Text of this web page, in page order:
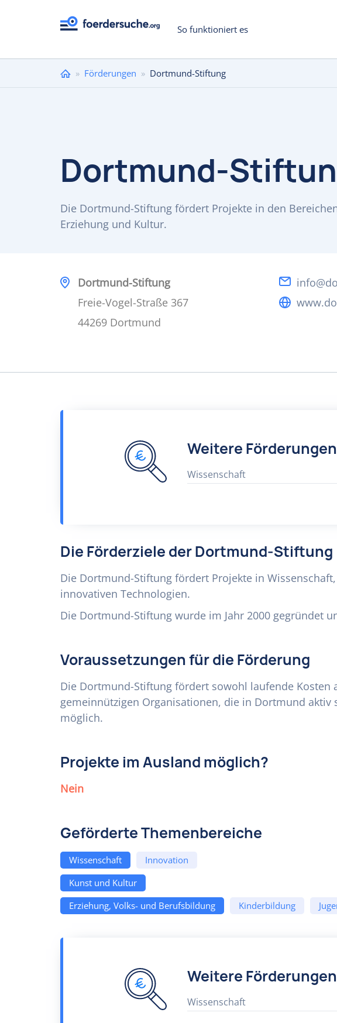
So funktioniert es
Sie
» Förderungen » Dortmund-Stiftung
Dortmund-
Die Dortmund-Stiftung fördert Projekte in den
Erziehung und Kultur.
Dortmund-Stiftung
Freie-Vogel-Straße 367
44269 Dortmund
Weitere
Wissenschaft
Die Förderziele der Dortmund-Stiftung
Die Dortmund-Stiftung fördert Projekte in
innovativen Technologien.
Die Dortmund-Stiftung wurde im Jahr 2000 gegründet
Voraussetzungen für die Förderung
Die Dortmund-Stiftung fördert sowohl laufende
gemeinnützigen Organisationen, die in Dortmund
möglich.
Projekte im Ausland möglich?
Nein
Geförderte Themenbereiche
Wissenschaft
Innovation
Kunst und Kultur
Erziehung, Volks- und Berufsbildung
Kinderbildung
Weitere
Wissenschaft